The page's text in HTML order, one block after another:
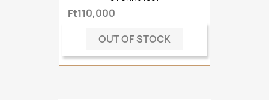
Ft110,000
OUT OF STOCK